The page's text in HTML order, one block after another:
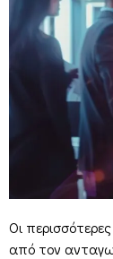
Οι
από τον